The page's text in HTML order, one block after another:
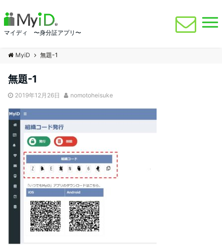
マイディ 〜身分証アプリ〜
MyiD 無題-1
無題-1
2019年12月26日 nomotoheisuke